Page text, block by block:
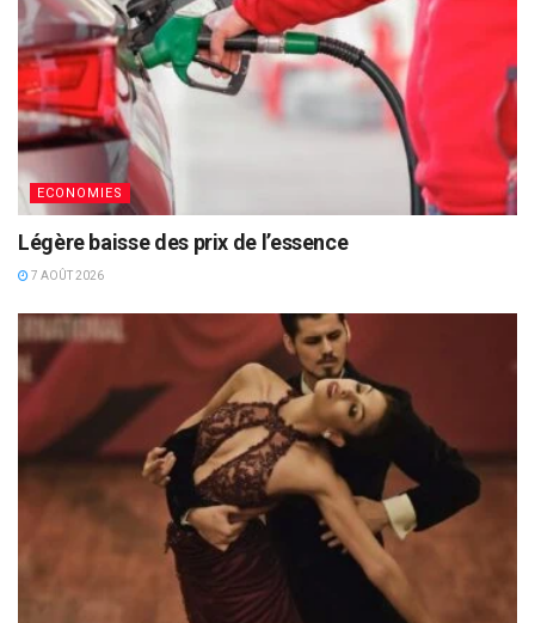
ECONOMIES
Légère baisse des prix de l’essence
7 AOÛT 2026